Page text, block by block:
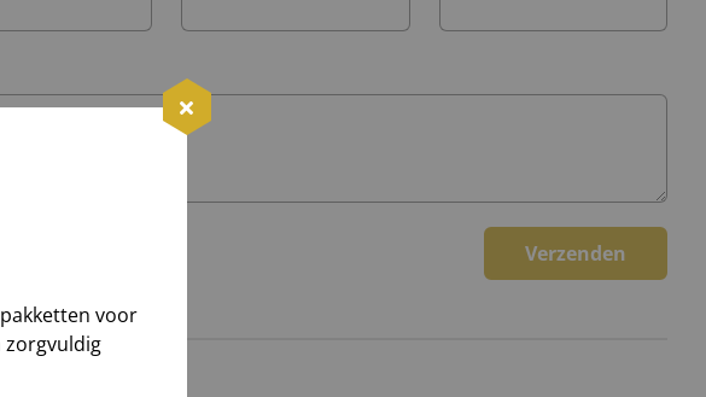
Verzenden
voor
zorgvuldig